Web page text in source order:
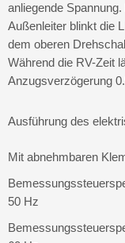
anliegende
Außenleiter blinkt die
dem oberen
Während die RV-Zeit
Anzugsverzögerung
Ausführung des
Mit abnehmbaren
50 Hz